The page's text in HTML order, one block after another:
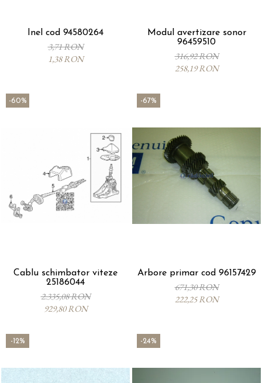
Inel cod 94580264
3,71 RON
1,38 RON
Modul avertizare sonor
96459510
316,92 RON
258,19 RON
-60%
Cablu schimbator viteze
25186044
2.335,08 RON
929,80 RON
-67%
Arbore primar cod 96157429
671,30 RON
222,25 RON
-12% -24%